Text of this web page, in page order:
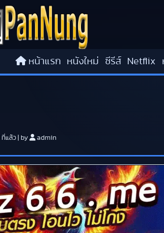
หน้าแรก หนังใหม่ ซีรีส์ Netflix
ที่แล้ว by admin